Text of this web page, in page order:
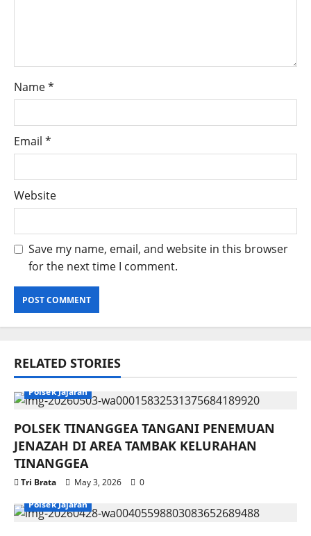
Name*
Email *
Website
Save my name, email, and website in this browser
for the next time I comment.
RELATED STORIES
Polsek Jajaran
POLSEK TINANGGEA TANGANI PENEMUAN
JENAZAH DI AREA TAMBAK KELURAHAN
TINANGGEA
Tri Brata May 3, 2026
0
Polsek Jajaran